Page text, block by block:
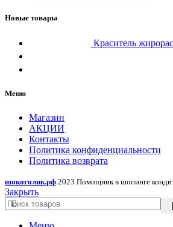
Новые товары
Краситель
Меню
Магазин
АКЦИИ
Контакты
Политика конфиденциальности
Политика возврата
шокоголик.рф 2023 Помощник в шопинге
Закрыть